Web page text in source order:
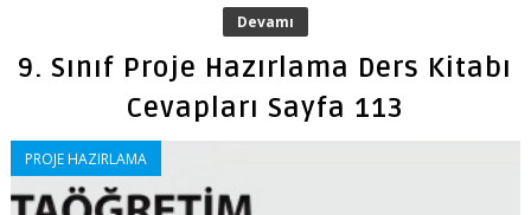
Devamı
9. Sınıf Proje Hazırlama Ders Kitabı
Cevapları Sayfa 113
PROJE HAZIRLAMA